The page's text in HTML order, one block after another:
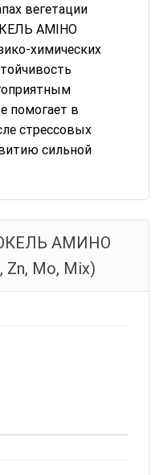
вегетации
АМІНО
химических
помогает в
стрессовых
сильной
АМИНО
Zn, Mo, Mix)